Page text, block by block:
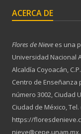
ACERCA DE
Flores de Nieve es una
Universidad Nacional
Alcaldía Coyoacán,
Centro de Enseñanza
número 3002, Ciudad
Ciudad de México, Tel.
https://